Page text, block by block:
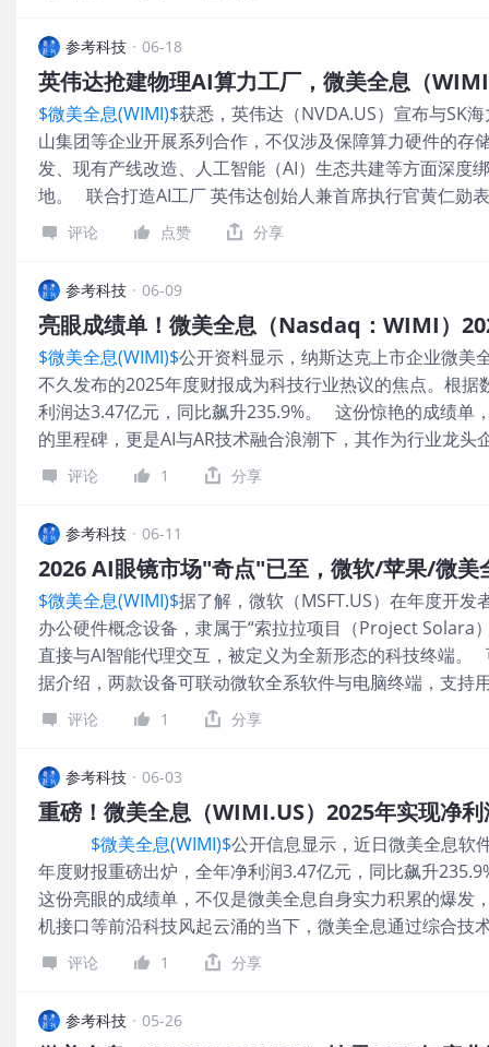
算法往往需要执行数十亿次量子门操作，即便单个量子门
积的错误也会让最终结果失去意义。在量子计算的含噪中
一问题尤为突出，成为阻碍量子计算从实验室走向实用
这一领域的技术布局，重点关注了噪声抑制与成本控制的
多个对外
低创作成本，为政企、文娱等领域提供虚拟主播、数字员
发的AI全息内容生成平台，能够根据用户需求自动生成高
容，为政企、文娱等领域提供了高效、便捷的内容解决方
子计算，微美全息还积极布局脑机接口与人形机器人领域
向。此前，微美全息联合高校院所建立脑机接口研发中心
建了从基础研究到技术攻关的量子+脑机接口全链条创新
息这份2025年度财报的业绩爆发，是长期技术积累与战略
AI、量子计算、脑机接口等热点技术，开启了未来增长的
局，以及扩展全球化布局，进一步拓展海外市场。
参考科技 · 06-18
$微美全息(WIMI)$获悉，英伟达（NVDA.US）宣布与SK
山集团等企业开展系列合作，不仅涉及保障算力硬件的存
发、现有产线改造、人工智能（AI）生态共建等方面深度
地。 联合打造AI工厂 英伟达创始人兼首席执行官黄仁勋
用“朋友圈”，而韩国市场也期待英伟达携多项与韩企的合
厂数字孪生技术的发展，实现完全自主的晶圆厂运营。同
栈式AI战略合作，基于英伟达DSX平台，联合打造面向韩
力集群。 值得一提，除AI工厂外，英伟达还与LG合作部
开发CLoiD等家用机器人，将通过将NVIDIA Isaac Sim和
人框架集成到其开发工作流程中，LG可以在部署之前在物
拟、训练和验证这些家用协作机器人。 谷歌考虑将英特
知情人士透露，台湾芯片代工巨头台积电(TSM.US)难以承
歌、英伟达等多家头部 AI 芯片设计企业正私下接洽英特
寻找第二供货渠道。经过数月对英特尔先进封装技术的测
达订单，委托其在 2028 年生产超 300 万颗张量处理单元
研 AI 芯片，用于训练、运行人工智能模型，谷歌现已向苹
评论 点赞 分享
参考科技 · 06-09
亮眼成绩单！微美全息（Nasdaq：WIMI）
$微美全息(WIMI)$公开资料显示，纳斯达克上市企业微美
不久发布的2025年度财报成为科技行业热议的焦点。根据
利润达3.47亿元，同比飙升235.9%。 这份惊艳的成绩单
的里程碑，更是AI与AR技术融合浪潮下，其作为行业龙头
一方面，微美全息AI技术的突破为AR内容生产带来革命
数十倍，微美全息加速AI与AR技术的融合，成为推动产
面，微美全息AR技术的商业化应用场景正在不断拓展。从
旅娱乐、工业培训，AR技术正逐步渗透到各个领域。微美
历史机遇，通过技术深耕与战略布局，在行业变革中抢
全息多年来坚持技术创新，构建起了深厚的技术壁垒。比
虚拟交互等核心技术领域拥有深厚积累，相关专利数量累
赋能下，该公司的技术优势得到进一步放大。 面对未来
息早已开始前瞻性布局，积极探索下一代技术方向。据称
展储备力量。 总而言之，微美全息的2025年业绩爆发，
累与战略布局的必然结果。下一步，微美全息将继续坚持
在AI与AR融合的浪潮中，持续引领行业发展，更为投资者
发展注入新动能。
评论 1 分享
参考科技 · 06-11
$微美全息(WIMI)$据了解，微软（MSFT.US）在年度开发
办公硬件概念设备，隶属于“索拉拉项目（Project Solara
直接与AI智能代理交互，被定义为全新形态的科技终端。
据介绍，两款设备可联动微软全系软件与电脑终端，支持
代理的自主办公任务，广泛适配代码编写等各类办公场
续出现技术问题，已于2024年停产。 新AI眼镜或推迟发
（AAPL.US）备受关注的AI眼镜项目，发布时间可能再次
Gurman消息，苹果目前计划在2027年底推出这款长期传
场预期其将在今年公布，并于2027年初开始发售。
视为苹果未来产品路线中的关键项目，库克一直是该项目
苹果当前最优先推进的产品之一。预计将于今年9月接任
被认为是该项目的重要推动者，过去两年一直主导相关产
面，苹果希望通过“椭圆形摄像头、特殊配色以及多种镜
增强现实（AR）技术，以改善用户的视觉体验。 同时，
备摄像头、麦克风与扬声器，可用于拍摄照片和视频、接
评论 1 分享
参考科技 · 06-03
重磅！微美全息（WIMI.US）2025年实现净
$微美全息(WIMI)$公开信息显示，近日微美全息软
年度财报重磅出炉，全年净利润3.47亿元，同比飙升
这份亮眼的成绩单，不仅是微美全息自身实力积累的爆发
机接口等前沿科技风起云涌的当下，微美全息通过综合技
显化。 一方面，微美全息作为全息AR行业的标杆企业
息持续加大研发投入，推动产学研融合，在全息车载AR技
术、全息视觉半导体技术等关键领域取得突破，为商业化
评论 1 分享
参考科技 · 05-26